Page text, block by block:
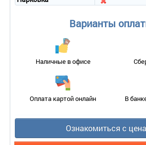
уборка номера: ежедневно.
СТАНДАРТНЫЙ 2-МЕСТНЫЙ 1-
Тип номера-Стандартный
Дополнительное место-еврораскладушка
Кол-во основных мест 2
Мебель: односпальные /одна двуспальная
Санузел: с душем, фен
Сервис :
Варианты
Наличные в офисе
Оплата картой онлайн В
Ознакомиться с